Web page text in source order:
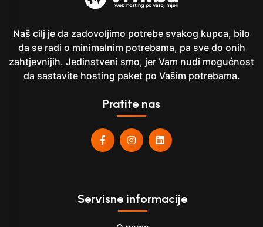
Naš cilj je da zadovoljimo potrebe svakog kupca, bilo
da se radi o minimalnim potrebama, pa sve do onih
zahtjevnijih. Jedinstveni smo, jer Vam nudi mogućnost
da sastavite hosting paket po Vašim potrebama.
Pratite nas
Servisne informacije